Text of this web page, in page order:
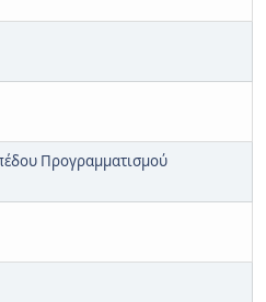
Προγραμματισμού